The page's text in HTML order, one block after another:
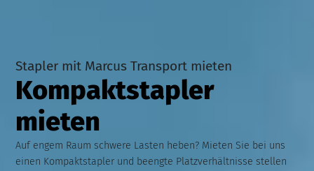
Stapler mit Marcus Transport mieten
Kompaktstapler
mieten
Auf engem Raum schwere Lasten heben? Mieten Sie bei uns
einen Kompaktstapler und beengte Platzverhältnisse stellen